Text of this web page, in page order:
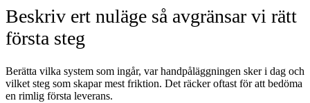
Beskriv ert nuläge så avgränsar vi rätt
första steg
Berätta vilka system som ingår, var handpåläggningen sker i dag och
vilket steg som skapar mest friktion. Det räcker oftast för att bedöma
en rimlig första leverans.